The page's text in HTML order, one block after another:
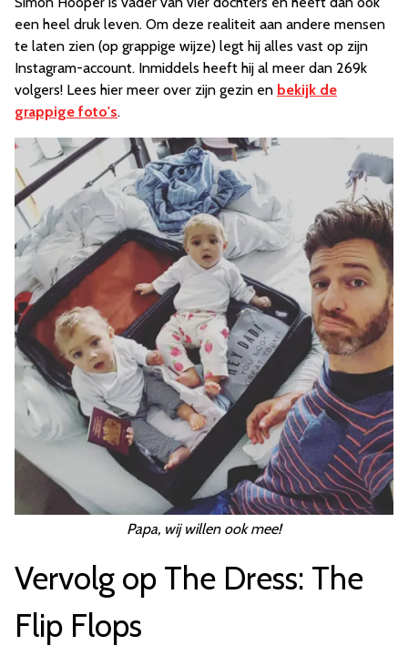
een heel druk leven. Om deze realiteit aan andere mensen
te laten zien (op grappige wijze) legt hij alles vast op zijn
Instagram-account. Inmiddels heeft hij al meer dan 269k
volgers! Lees hier meer over zijn gezin en bekijk de
grappige foto's.
Papa, wij willen ook mee!
Vervolg op The Dress: The
Flip Flops